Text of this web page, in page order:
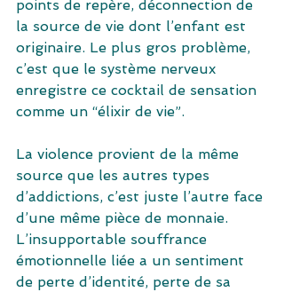
points de repère, déconnection de
la source de vie dont l’enfant est
originaire. Le plus gros problème,
c’est que le système nerveux
enregistre ce cocktail de sensation
comme un “élixir de vie”.
La violence provient de la même
source que les autres types
d’addictions, c’est juste l’autre face
d’une même pièce de monnaie.
L’insupportable souffrance
émotionnelle liée a un sentiment
de perte d’identité, perte de sa